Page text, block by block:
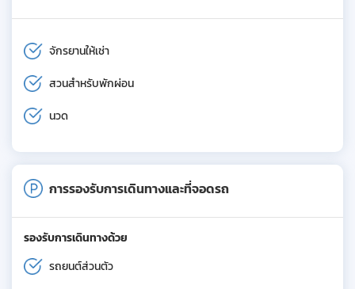
จักรยานให้เช่า
สวนสำหรับพักผ่อน
นวด
การรองรับการเดินทางและที่จอดรถ
รองรับการเดินทางด้วย
รถยนต์ส่วนตัว